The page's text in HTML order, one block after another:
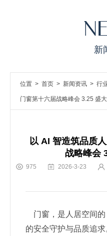
新
位置 > 首页 > 新闻资讯 > 行
门窗第十六届战略峰会 3.25 盛
以 AI 智造筑品质
战略峰会
975 2026-3-23
门窗，是人居空间
的安全守护与品质追